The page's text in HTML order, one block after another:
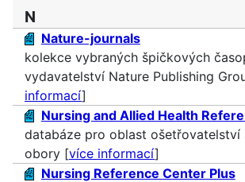
N
Nature-journals
kolekce vybraných špičkových
vydavatelství Nature Publishing
informací]
Nursing and Allied Health
databáze pro oblast ošetřovatelství
obory [více informací]
Nursing Reference Center Plus